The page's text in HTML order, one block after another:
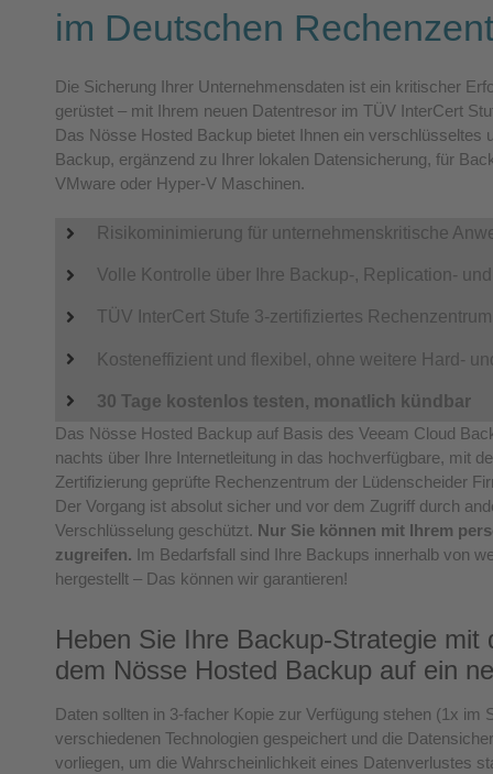
im Deutschen
Die Sicherung Ihrer Unternehmensdaten ist ein kritischer
gerüstet – mit Ihrem neuen Datentresor im TÜV InterCert
Das Nösse Hosted Backup bietet Ihnen ein verschlüsseltes
Backup, ergänzend zu Ihrer lokalen Datensicherung, für
VMware oder Hyper-V Maschinen.
Risikominimierung für unternehmenskritische
Volle Kontrolle über Ihre Backup-, Replication-
TÜV InterCert Stufe 3-zertifiziertes Rechenzentrum
Kosteneffizient und flexibel, ohne weitere Hard-
30 Tage kostenlos testen, monatlich kündbar
Das Nösse Hosted Backup auf Basis des Veeam Cloud
nachts über Ihre Internetleitung in das hochverfügbare, mit
Zertifizierung geprüfte Rechenzentrum der Lüdenscheider
Der Vorgang ist absolut sicher und vor dem Zugriff durch
Verschlüsselung geschützt. Nur Sie können mit Ihrem
zugreifen. Im Bedarfsfall sind Ihre Backups innerhalb von
hergestellt – Das können wir garantieren!
Heben Sie Ihre Backup-Strategie mit
dem Nösse Hosted Backup auf ein
Daten sollten in 3-facher Kopie zur Verfügung stehen (1x
verschiedenen Technologien gespeichert und die
vorliegen, um die Wahrscheinlichkeit eines Datenverlustes